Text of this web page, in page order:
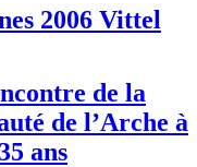
2006 Vittel
de la
de l’Arche à
ans